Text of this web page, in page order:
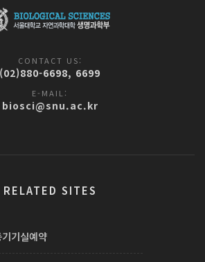
CONTACT US:
(02)880-6698, 6699
E-MAIL:
biosci@snu.ac.kr
RELATED SITES
기실예약